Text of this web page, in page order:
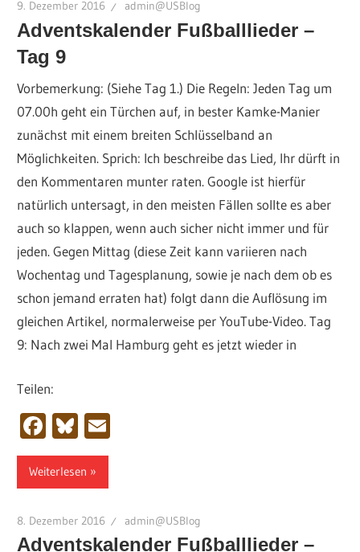
9. Dezember 2016 admin@USBlog
Adventskalender Fußballlieder –
Tag 9
Vorbemerkung: (Siehe Tag 1.) Die Regeln: Jeden Tag um
07.00h geht ein Türchen auf, in bester Kamke-Manier
zunächst mit einem breiten Schlüsselband an
Möglichkeiten. Sprich: Ich beschreibe das Lied, Ihr dürft in
den Kommentaren munter raten. Google ist hierfür
natürlich untersagt, in den meisten Fällen sollte es aber
auch so klappen, wenn auch sicher nicht immer und für
jeden. Gegen Mittag (diese Zeit kann variieren nach
Wochentag und Tagesplanung, sowie je nach dem ob es
schon jemand erraten hat) folgt dann die Auflösung im
gleichen Artikel, normalerweise per YouTube-Video. Tag
9: Nach zwei Mal Hamburg geht es jetzt wieder in
Teilen:
Facebook
Bluesky
Weiterlesen
8. Dezember 2016 admin@USBlog
Adventskalender Fußballlieder –